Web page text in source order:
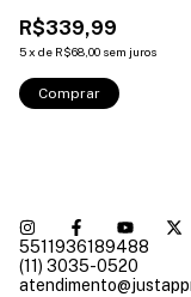
R$339,99
5x de R$68,00 sem juros
Comprar
5511936189488
(11) 3035-0520